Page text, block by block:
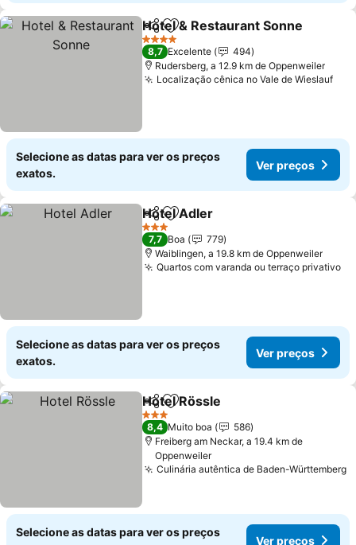
PartilharAdicionar aos favoritos
Hotel & Restaurant Sonne
4 Estrelas
8,7 Excelente
494
Rudersberg, a 12.9 km de Oppenweiler
Localização cênica no Vale de Wieslauf
Selecione as datas para ver os preços
exatos.
Ver preços
PartilharAdicionar aos favoritos
Hotel Adler
3 Estrelas
7,7 Boa
779
Waiblingen, a 19.8 km de Oppenweiler
Quartos com varanda ou terraço privativo
Selecione as datas para ver os preços
exatos.
Ver preços
PartilharAdicionar aos favoritos
Hotel Rössle
3 Estrelas
8,4 Muito boa
586
Freiberg am Neckar, a 19.4 km de
Oppenweiler
Culinária autêntica de Baden-Württemberg
Selecione as datas para ver os preços
Ver preços